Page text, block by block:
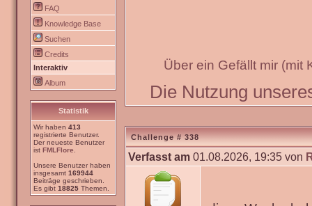
FAQ
Knowledge Base
Suchen
Credits
Interaktiv
Album
Statistik
Wir haben 413
registrierte Benutzer.
Der neueste Benutzer
ist FMLFlore
Unsere Benutzer haben
insgesamt 169944
Beiträge geschrieben.
Es gibt 18825 Themen.
Über ein Gefällt mir (mit
Die Nutzung
Challenge # 338
Verfasst am 01.08.2026, 19:35 von